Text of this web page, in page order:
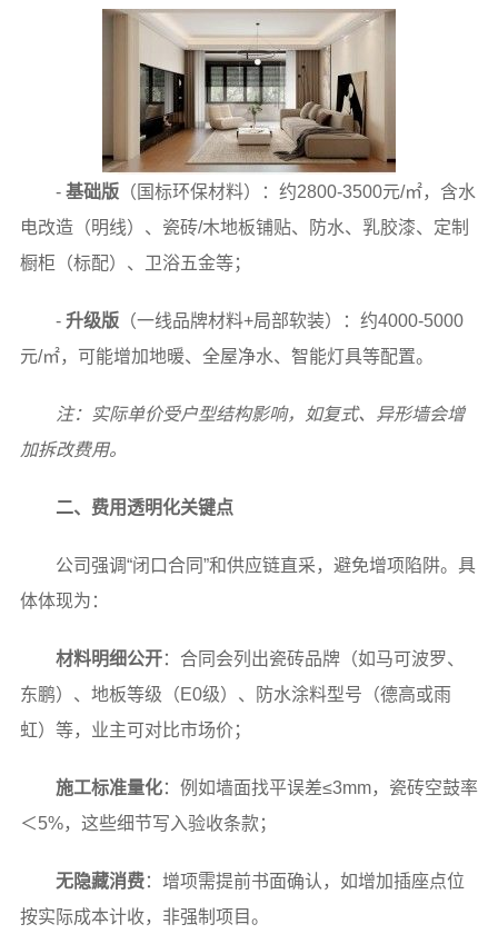
- 基础版（国标环保材料）：约2800-3500元/㎡，含水
电改造（明线）、瓷砖/木地板铺贴、防水、乳胶漆、定制
橱柜（标配）、卫浴五金等；
- 升级版（一线品牌材料+局部软装）：约4000-5000
元/㎡，可能增加地暖、全屋净水、智能灯具等配置。
注：实际单价受户型结构影响，如复式、异形墙会增
加拆改费用。
二、费用透明化关键点
公司强调“闭口合同”和供应链直采，避免增项陷阱。具
体体现为：
材料明细公开：合同会列出瓷砖品牌（如马可波罗、
东鹏）、地板等级（E0级）、防水涂料型号（德高或雨
虹）等，业主可对比市场价；
施工标准量化：例如墙面找平误差≤3mm，瓷砖空鼓率
＜5%，这些细节写入验收条款；
无隐藏消费：增项需提前书面确认，如增加插座点位
按实际成本计收，非强制项目。